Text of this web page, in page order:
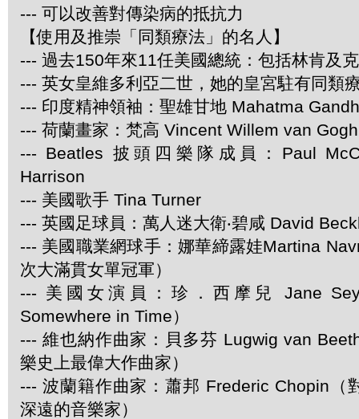
--- 可以改善對傳染病的抵抗力
【使用及推崇「同類療法」的名人】
--- 過去150年來11任美國總統：包括林肯及
--- 英女皇維多利亞二世，她的皇宮駐有同類
--- 印度精神領袖：聖雄甘地 Mahatma
--- 荷蘭畫家：梵高 Vincent Willem van Gogh
--- Beatles 披頭四樂隊成員：Paul
Harrison
--- 美國歌手 Tina Turner
--- 英國足球員：萬人迷大衛‧碧咸 David
--- 美國職業網球手：娜華締露娃Martina
次大滿貫女單冠軍）
--- 美國女演員：珍．西摩兒 Jane
Somewhere in Time）
--- 維也納作曲家：貝多芬 Lugwig van
樂史上最偉大作曲家）
--- 波蘭籍作曲家：蕭邦 Frederic Chopin（
深遠的音樂家）